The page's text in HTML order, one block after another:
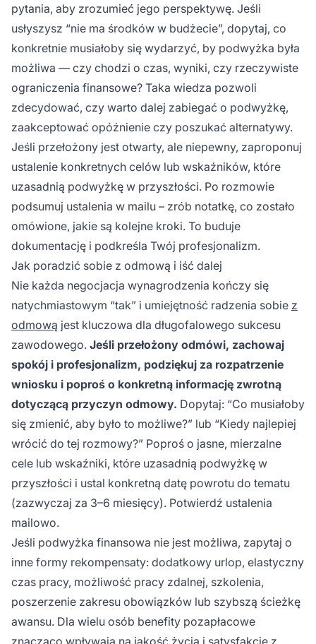
pytania, aby zrozumieć jego perspektywę. Jeśli
usłyszysz “nie ma środków w budżecie”, dopytaj, co
konkretnie musiałoby się wydarzyć, by podwyżka była
możliwa — czy chodzi o czas, wyniki, czy rzeczywiste
ograniczenia finansowe? Taka wiedza pozwoli
zdecydować, czy warto dalej zabiegać o podwyżkę,
zaakceptować opóźnienie czy poszukać alternatywy.
Jeśli przełożony jest otwarty, ale niepewny, zaproponuj
ustalenie konkretnych celów lub wskaźników, które
uzasadnią podwyżkę w przyszłości. Po rozmowie
podsumuj ustalenia w mailu – zrób notatkę, co zostało
omówione, jakie są kolejne kroki. To buduje
dokumentację i podkreśla Twój profesjonalizm.
Jak poradzić sobie z odmową i iść dalej
Nie każda negocjacja wynagrodzenia kończy się
natychmiastowym “tak” i umiejętność radzenia sobie z
odmową jest kluczowa dla długofalowego sukcesu
zawodowego. Jeśli przełożony odmówi, zachowaj
spokój i profesjonalizm, podziękuj za rozpatrzenie
wniosku i poproś o konkretną informację zwrotną
dotyczącą przyczyn odmowy. Dopytaj: “Co musiałoby
się zmienić, aby było to możliwe?” lub “Kiedy najlepiej
wrócić do tej rozmowy?” Poproś o jasne, mierzalne
cele lub wskaźniki, które uzasadnią podwyżkę w
przyszłości i ustal konkretną datę powrotu do tematu
(zazwyczaj za 3–6 miesięcy). Potwierdź ustalenia
mailowo.
Jeśli podwyżka finansowa nie jest możliwa, zapytaj o
inne formy rekompensaty: dodatkowy urlop, elastyczny
czas pracy, możliwość pracy zdalnej, szkolenia,
poszerzenie zakresu obowiązków lub szybszą ścieżkę
awansu. Dla wielu osób benefity pozapłacowe
znacząco wpływają na jakość życia i satysfakcję z